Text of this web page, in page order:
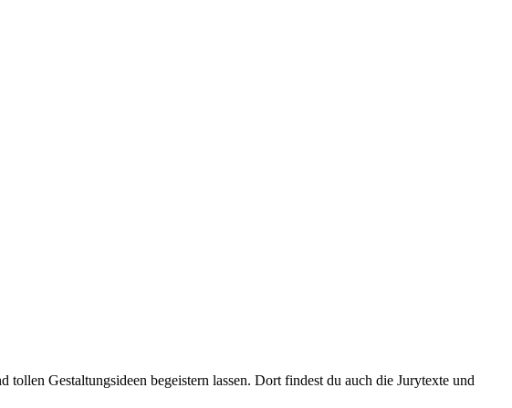
Gestaltungsideen begeistern lassen. Dort findest du auch die Jurytexte und